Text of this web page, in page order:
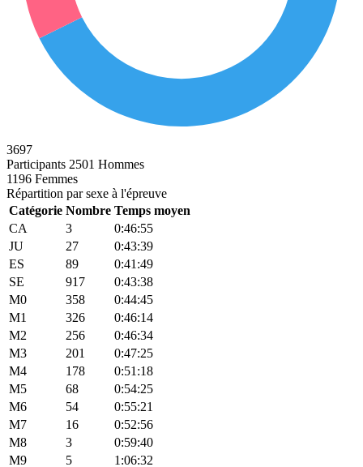
3697
Participants 2501 Hommes
1196 Femmes
Répartition par sexe à l'épreuve
Catégorie Nombre Temps moyen
CA
3
0:46:55
JU
27
0:43:39
ES
89
0:41:49
SE
917
0:43:38
M0
358
0:44:45
M1
326
0:46:14
M2
256
0:46:34
M3
201
0:47:25
M4
178
0:51:18
M5
68
0:54:25
M6
54
0:55:21
M7
16
0:52:56
M8
3
0:59:40
M9
5 1:06:32